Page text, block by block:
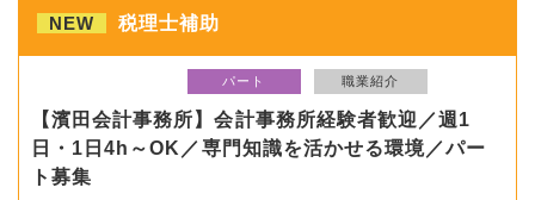
NEW 税理士補助
パート 職業紹介
【濱田会計事務所】会計事務所経験者歓迎／週1
日・1日4h～OK／専門知識を活かせる環境／パー
ト募集